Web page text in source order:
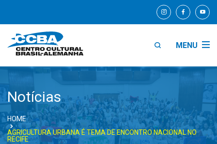
MENU
Notícias
HOME
AGRICULTURA URBANA É TEMA DE ENCONTRO NACIONAL NO
RECIFE